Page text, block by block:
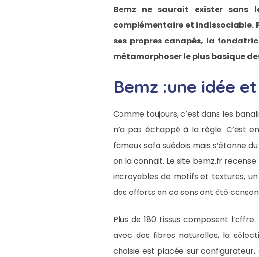
Bemz ne saurait exister sans
complémentaire et indissociable.
ses propres canapés, la
métamorphoser le plus basique
Bemz :une idée
Comme toujours, c’est dans les
n’a pas échappé à la règle. C’est
fameux sofa suédois mais s’étonne
on la connait. Le site bemz.fr
incroyables de motifs et textures,
des efforts en ce sens ont été
Plus de 180 tissus composent
avec des fibres naturelles, la
choisie est placée sur